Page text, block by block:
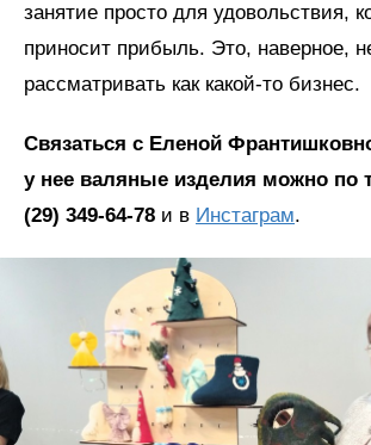
занятие просто для удовольствия,
приносит прибыль. Это, наверное,
рассматривать как какой-то бизнес.
Связаться с Еленой
у нее валяные изделия можно по
(29) 349-64-78 и в Инстаграм.